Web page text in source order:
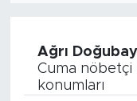
Ağrı
Cuma nöbetçi
konumları
Sanat